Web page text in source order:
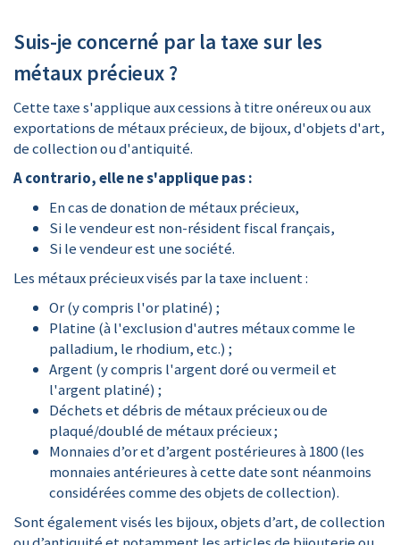
Suis-je concerné par la taxe sur les
métaux précieux ?
Cette taxe s'applique aux cessions à titre onéreux ou aux
exportations de métaux précieux, de bijoux, d'objets d'art,
de collection ou d'antiquité.
A contrario, elle ne s'applique pas :
En cas de donation de métaux précieux,
Si le vendeur est non-résident fiscal français,
Si le vendeur est une société.
Les métaux précieux visés par la taxe incluent :
Or (y compris l'or platiné) ;
Platine (à l'exclusion d'autres métaux comme le
palladium, le rhodium, etc.) ;
Argent (y compris l'argent doré ou vermeil et
l'argent platiné) ;
Déchets et débris de métaux précieux ou de
plaqué/doublé de métaux précieux ;
Monnaies d’or et d’argent postérieures à 1800 (les
monnaies antérieures à cette date sont néanmoins
considérées comme des objets de collection).
Sont également visés les bijoux, objets d’art, de collection